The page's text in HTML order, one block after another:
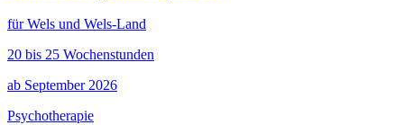
für Wels und Wels-Land
20 bis 25 Wochenstunden
ab September 2026
Psychotherapie